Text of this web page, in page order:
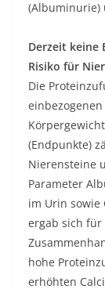
(Albuminurie)
Derzeit keine
Risiko für
Die
(Endpunkte)
Nierensteine
Parameter
im Urin sowie
ergab sich für
hohe
erhöhten